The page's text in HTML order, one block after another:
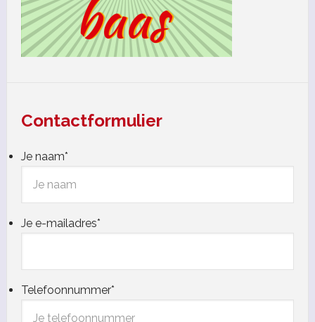
Contactformulier
Je naam*
Je e-mailadres*
Telefoonnummer*